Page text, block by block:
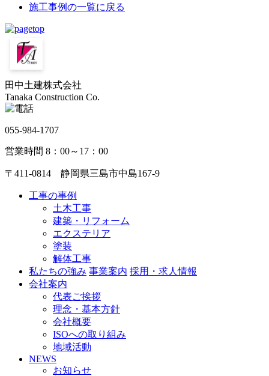
施工事例の一覧に戻る
田中土建株式会社
Tanaka Construction Co.
055-984-1707
営業時間 8：00～17：00
〒411-0814 静岡県三島市中島167-9
工事の事例
土木工事
建築・リフォーム
エクステリア
塗装
解体工事
私たちの強み 事業案内 採用・求人情報
会社案内
代表ご挨拶
理念・基本方針
会社概要
ISOへの取り組み
地域活動
NEWS
お知らせ